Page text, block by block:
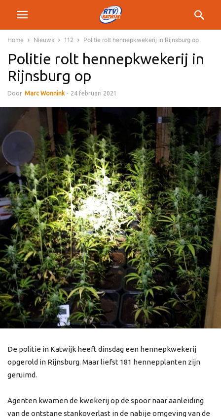
Home Nieuws 112 Politie rolt hennepkwekerij in Rijnsburg op
Politie rolt hennepkwekerij in
Rijnsburg op
Door Marc Wonnink - 24 februari 2021
De politie in Katwijk heeft dinsdag een hennepkwekerij
opgerold in Rijnsburg. Maar liefst 181 hennepplanten zijn
geruimd.
Agenten kwamen de kwekerij op de spoor naar aanleiding
van de ontstane stankoverlast in de nabije omgeving van de